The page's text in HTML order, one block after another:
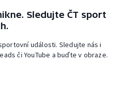
Sledujte ČT sport
události. Sledujte nás i
či YouTube a buďte v obraze.